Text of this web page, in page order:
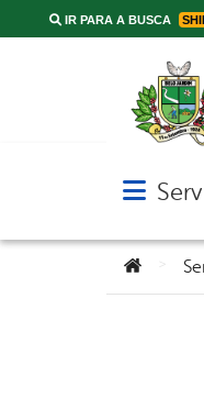
IR PARA A BUSCA
Abrir
Você está